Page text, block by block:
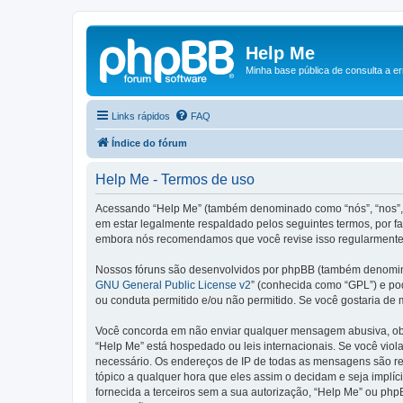
Help Me
Minha base pública de consulta a
Links rápidos FAQ
Índice do fórum
Help Me - Termos de uso
Acessando “Help Me” (também denominado como “nós”,
em estar legalmente respaldado pelos seguintes termos, por
embora nós recomendamos que você revise isso
Nossos fóruns são desenvolvidos por phpBB (também
GNU General Public License v2” (conhecida como “GPL”) e
ou conduta permitido e/ou não permitido. Se você gostaria de
Você concorda em não enviar qualquer mensagem abusiva,
“Help Me” está hospedado ou leis internacionais. Se você
necessário. Os endereços de IP de todas as mensagens são
tópico a qualquer hora que eles assim o decidam e seja
fornecida a terceiros sem a sua autorização, “Help Me” ou